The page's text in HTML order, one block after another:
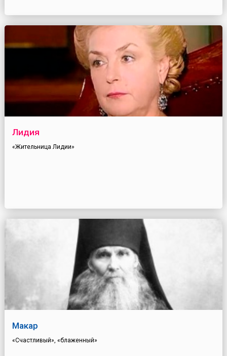
Лидия
«Жительница Лидии»
Макар
«Счастливый», «блаженный»